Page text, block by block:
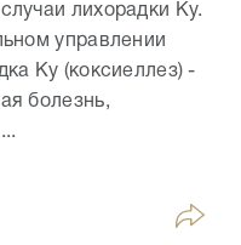
лихорадки Ку.
управлении
Ку (коксиеллез) -
болезнь,